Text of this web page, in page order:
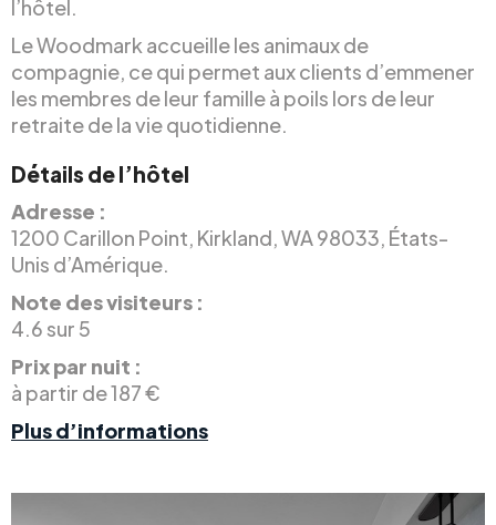
l’hôtel.
Le Woodmark accueille les animaux de
compagnie, ce qui permet aux clients d’emmener
les membres de leur famille à poils lors de leur
retraite de la vie quotidienne.
Détails de l’hôtel
Adresse :
1200 Carillon Point, Kirkland, WA 98033, États-
Unis d’Amérique.
Note des visiteurs :
4.6 sur 5
Prix par nuit :
à partir de 187 €
Plus d’informations